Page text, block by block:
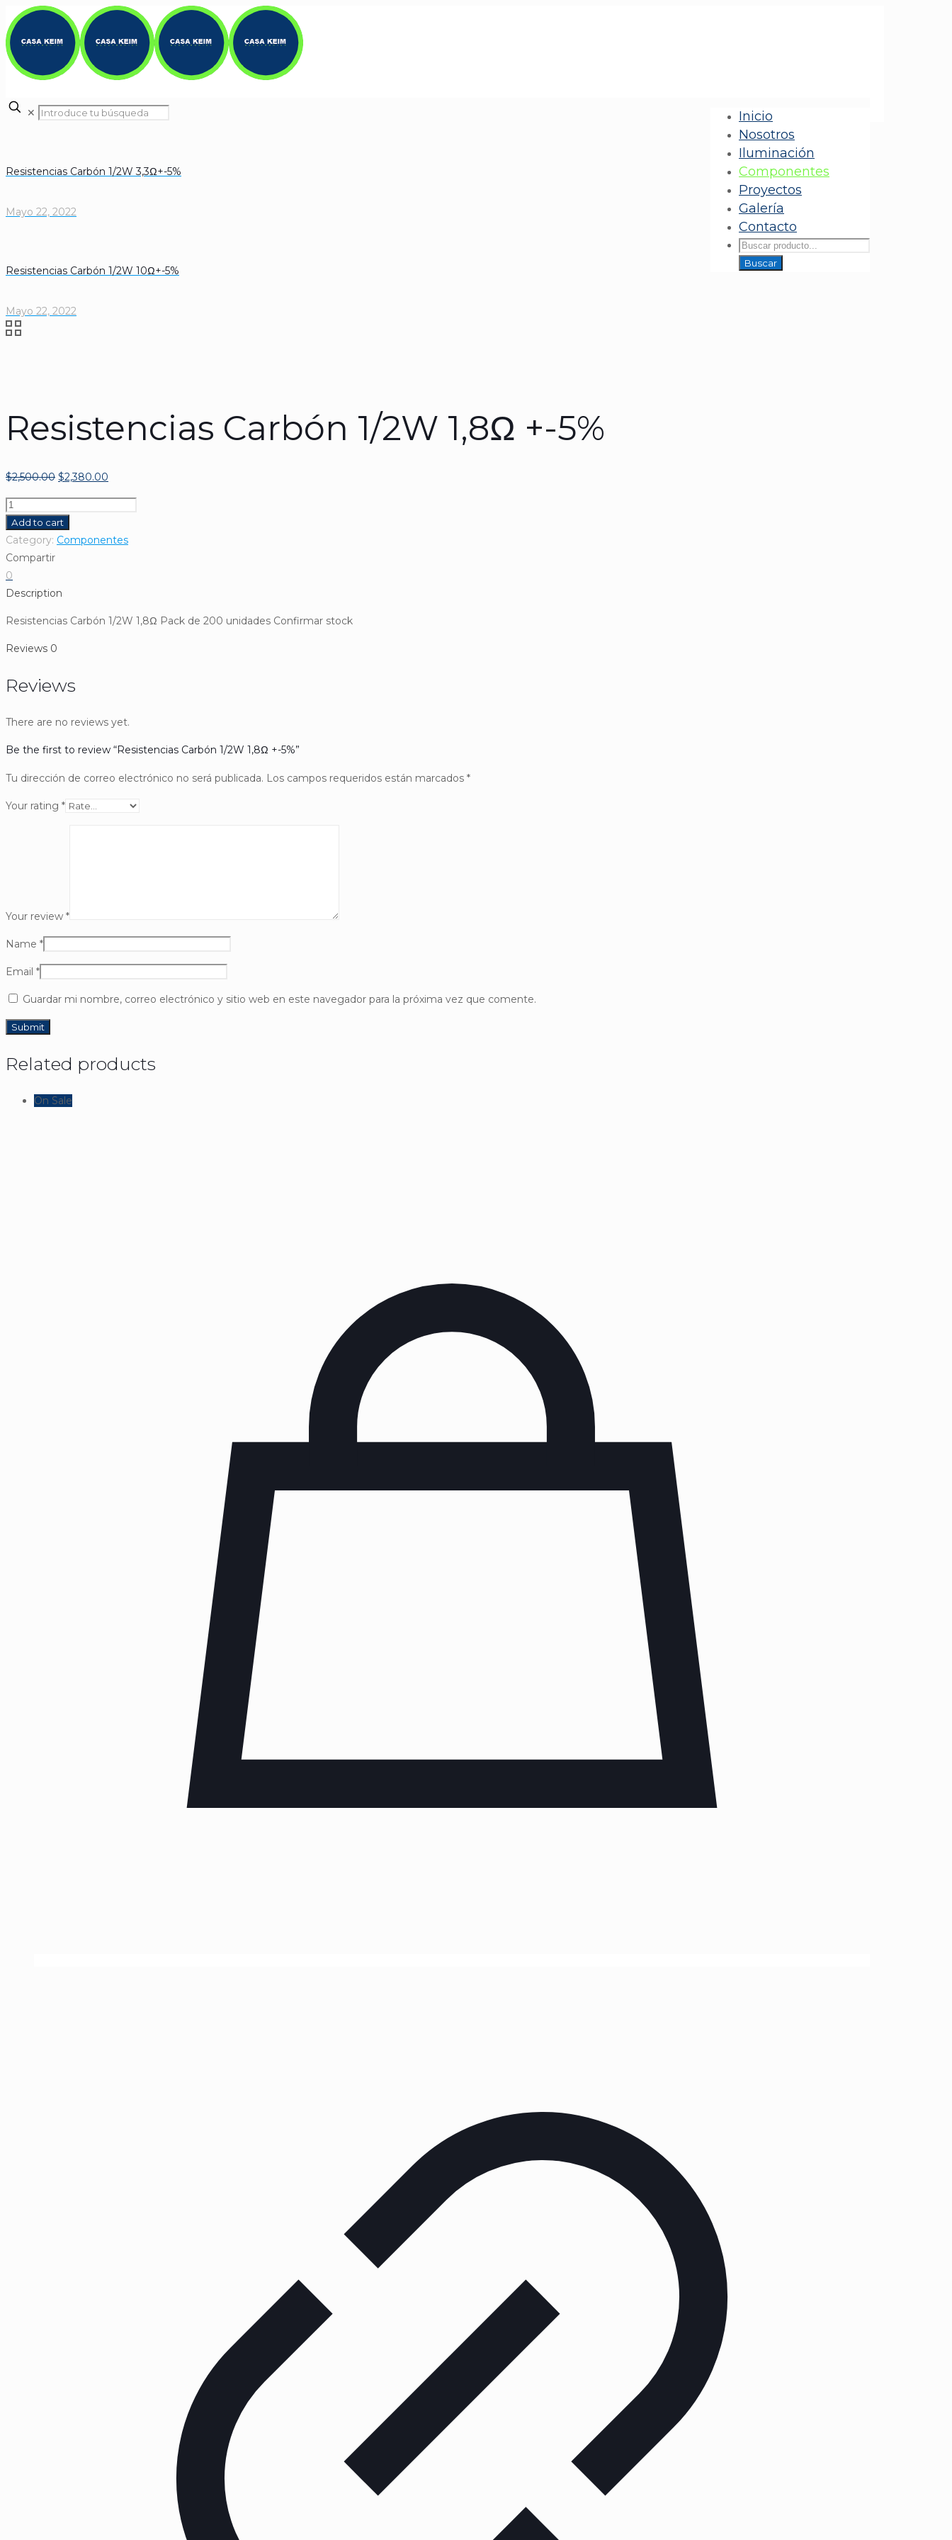
Inicio
Nosotros
Iluminación
Componentes
Proyectos
Galería
Contacto
Products
search
Buscar
✕
Resistencias Carbón 1/2W 3,3Ω+-5%
Mayo 22, 2022
Resistencias Carbón 1/2W 10Ω+-5%
Mayo 22, 2022
Resistencias Carbón 1/2W 1,8Ω +-5%
$2,500.00 $2,380.00
Resistencias
Carbón
1/2W
1,8Ω
+-5%
quantity
Add to cart
Category: Componentes
Compartir
0
Description
Resistencias Carbón 1/2W 1,8Ω Pack de 200 unidades Confirmar stock
Reviews 0
Reviews
There are no reviews yet.
Be the first to review “Resistencias Carbón 1/2W 1,8Ω +-5%”
Tu dirección de correo electrónico no será publicada. Los campos requeridos están marcados *
Your rating *
Your review *
Name *
Email *
Guardar mi nombre, correo electrónico y sitio web en este navegador para la próxima vez que comente.
Related products
On Sale